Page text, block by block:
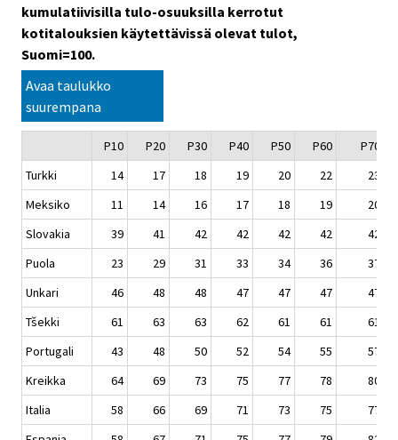
kumulatiivisilla tulo-osuuksilla kerrotut
kotitalouksien käytettävissä olevat tulot,
Suomi=100.
Avaa taulukko
suurempana
P10 P20 P30 P40 P50 P60
P70
Turkki
14 17 18 19 20 22
23
Meksiko
11 14 16 17 18 19
20
Slovakia
39 41 42 42 42 42
42
Puola
23 29 31 33 34 36
37
Unkari
46 48 48 47 47 47
47
Tšekki
61 63 63 62 61 61
61
Portugali
43 48 50 52 54 55
57
Kreikka
64 69 73 75 77 78
80
Italia
58 66 69 71 73 75
77